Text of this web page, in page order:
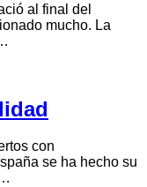
al final del
mucho. La
con
se ha hecho su